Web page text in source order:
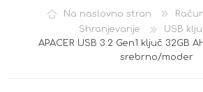
Na naslovno stran
Shranjevanje
USB
APACER USB 3.2 Gen1 ključ 32GB
srebrno/moder